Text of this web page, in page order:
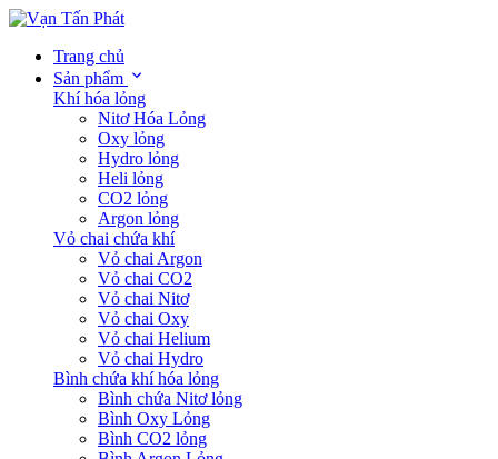
Trang chủ
Sản phẩm
Khí hóa lỏng
Nitơ Hóa Lỏng
Oxy lỏng
Hydro lỏng
Heli lỏng
CO2 lỏng
Argon lỏng
Vỏ chai chứa khí
Vỏ chai Argon
Vỏ chai CO2
Vỏ chai Nitơ
Vỏ chai Oxy
Vỏ chai Helium
Vỏ chai Hydro
Bình chứa khí hóa lỏng
Bình chứa Nitơ lỏng
Bình Oxy Lỏng
Bình CO2 lỏng